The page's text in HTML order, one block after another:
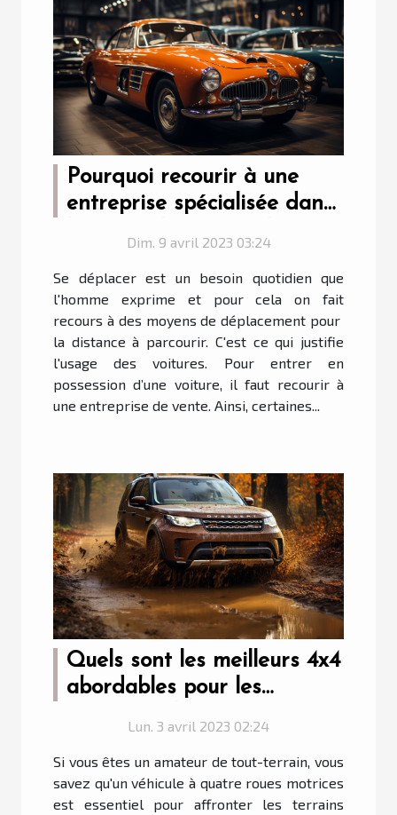
Pourquoi recourir à une
entreprise spécialisée dans
?
Dim. 9 avril 2023 03:24
Se déplacer est un besoin quotidien que
l'homme exprime et pour cela on fait
recours à des moyens de déplacement pour
la distance à parcourir. C'est ce qui justifie
l'usage des voitures. Pour entrer en
possession d’une voiture, il faut recourir à
une entreprise de vente. Ainsi, certaines...
Quels sont les meilleurs 4x4
abordables pour les
Lun. 3 avril 2023 02:24
Si vous êtes un amateur de tout-terrain, vous
savez qu'un véhicule à quatre roues motrices
est essentiel pour affronter les terrains